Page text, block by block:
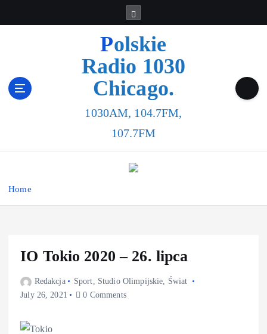
Polskie
Radio 1030
Chicago.
1030AM, 104.7FM,
107.7FM
Home
IO Tokio 2020 – 26. lipca
Redakcja Sport, Studio Olimpijskie, Świat
July 26, 2021
0 Comments